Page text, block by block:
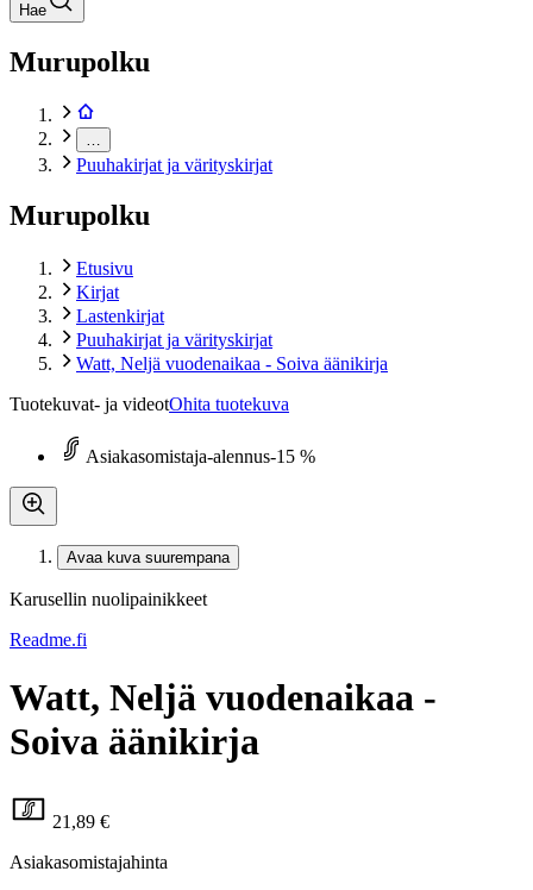
Hae
Murupolku
Puuhakirjat ja värityskirjat
Murupolku
Etusivu
Kirjat
Lastenkirjat
Puuhakirjat ja värityskirjat
Watt, Neljä vuodenaikaa - Soiva äänikirja
Tuotekuvat- ja videotOhita tuotekuva
Asiakasomistaja-alennus-15 %
Avaa kuva suurempana
Karusellin nuolipainikkeet
Readme.fi
Watt, Neljä vuodenaikaa -
Soiva äänikirja
21,89 €
Asiakasomistajahinta